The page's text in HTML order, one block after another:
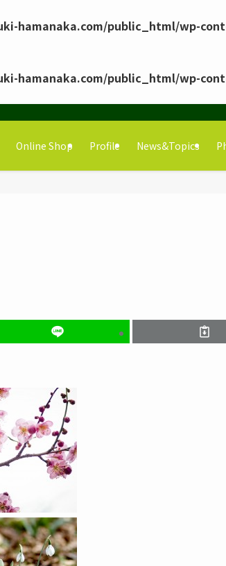
hamanaka.com/public_html/wp-
hamanaka.com/public_html/wp-
Online Shop Profile News&Topics